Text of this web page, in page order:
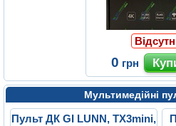
0 грн
Мультимедійні
Пульт ДК GI LUNN, TX3mini,